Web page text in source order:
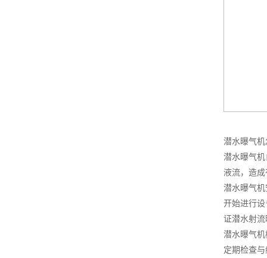
潜水曝气
潜水曝气
液流，造
潜水曝气
开始进行
证潜水射
潜水曝气
定期检查